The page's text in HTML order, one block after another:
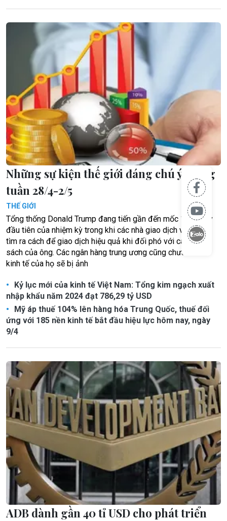
Những sự kiện thế giới đáng chú ý trong
tuần 28/4-2/5
THẾ GIỚI
Tổng thống Donald Trump đang tiến gần đến mốc 100 ngày
đầu tiên của nhiệm kỳ trong khi các nhà giao dịch vẫn chưa
tìm ra cách để giao dịch hiệu quả khi đối phó với các chính
sách của ông. Các ngân hàng trung ương cũng chưa rõ nền
kinh tế của họ sẽ bị ảnh
Kỷ lục mới của kinh tế Việt Nam: Tổng kim ngạch xuất
nhập khẩu năm 2024 đạt 786,29 tỷ USD
Mỹ áp thuế 104% lên hàng hóa Trung Quốc, thuế đối
ứng với 185 nền kinh tế bắt đầu hiệu lực hôm nay, ngày
9/4
ADB dành gần 40 tỉ USD cho phát triển